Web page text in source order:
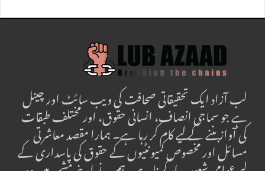
لب آزاد ایک تحقیقاتی صحافت کی ویب سائٹ اور چینل
ہے جو سماجی انصاف، انسانی حقوق، اور مختلف طبقات
کی آواز بننے کے لیے کام کر رہا ہے۔ ہمارا مقصد معاشرتی
مسائل اور مخصوص کمیونٹیوں کے حقوق کی پاسداری کے